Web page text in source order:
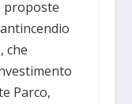
proposte
che
Parco,